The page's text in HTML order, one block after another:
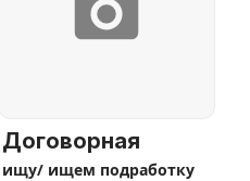
Договорная
ищу/ ищем подработку